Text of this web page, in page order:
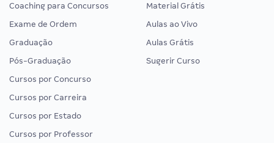
Coaching para Concursos
Exame de Ordem
Graduação
Pós-Graduação
Cursos por Concurso
Cursos por Carreira
Cursos por Estado
Cursos por Professor
Material Grátis
Aulas ao Vivo
Aulas Grátis
Sugerir Curso